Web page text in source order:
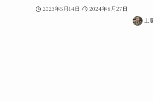
2023年5月14日
2024年8月27日
土